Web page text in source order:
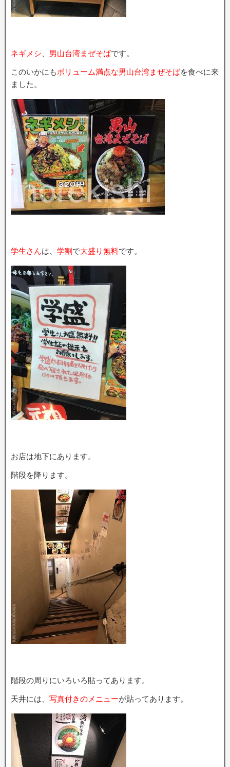
ネギメシ 男山台湾まぜそばです。
このいかにもボリューム満点な男山台湾まぜそばを食べに来
ました。
学生さんは、 学割 で大盛り無料です。
お店は地下にあります。
階段を降ります。
階段の周りにいろいろ貼ってあります。
天井には、 写真付きのメニューが貼ってあります。